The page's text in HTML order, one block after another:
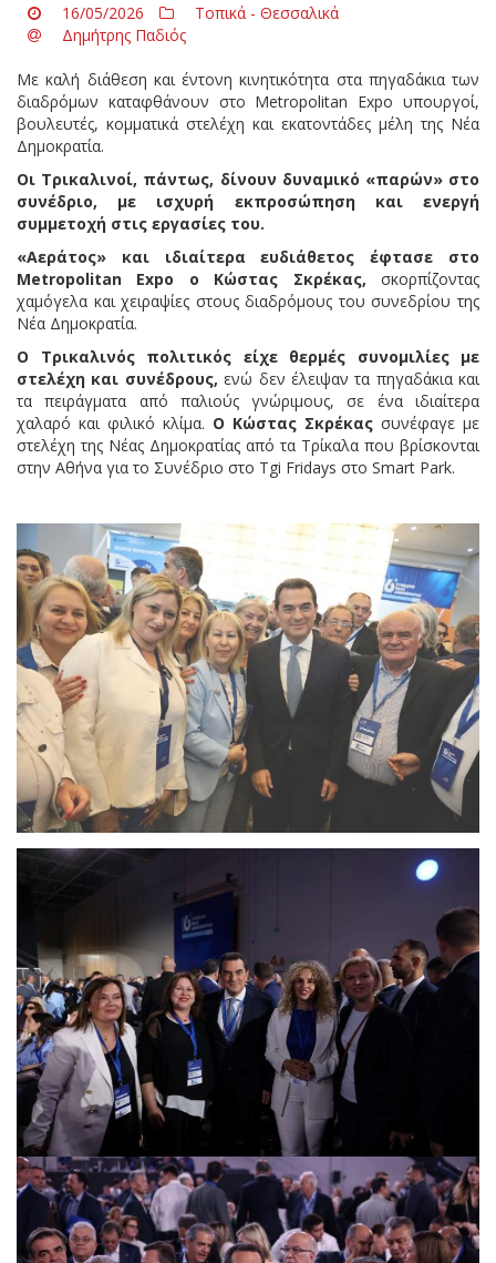
16/05/2026
Τοπικά - Θεσσαλικά
Δημήτρης Παδιός
Με καλή διάθεση και έντονη κινητικότητα στα πηγαδάκια των
διαδρόμων καταφθάνουν στο Metropolitan Expo υπουργοί,
βουλευτές, κομματικά στελέχη και εκατοντάδες μέλη της Νέα
Δημοκρατία.
Οι Τρικαλινοί, πάντως, δίνουν δυναμικό «παρών» στο
συνέδριο, με ισχυρή εκπροσώπηση και ενεργή
συμμετοχή στις εργασίες του.
«Αεράτος» και ιδιαίτερα ευδιάθετος έφτασε στο
Metropolitan Expo ο Κώστας Σκρέκας, σκορπίζοντας
χαμόγελα και χειραψίες στους διαδρόμους του συνεδρίου της
Νέα Δημοκρατία.
Ο Τρικαλινός πολιτικός είχε θερμές συνομιλίες με
στελέχη και συνέδρους, ενώ δεν έλειψαν τα πηγαδάκια και
τα πειράγματα από παλιούς γνώριμους, σε ένα ιδιαίτερα
χαλαρό και φιλικό κλίμα. O Κώστας Σκρέκας συνέφαγε με
στελέχη της Νέας Δημοκρατίας από τα Τρίκαλα που βρίσκονται
στην Αθήνα για το Συνέδριο στο Tgi Fridays στο Smart Park.